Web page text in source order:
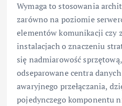
Wymaga to stosowania
zarówno na poziomie
elementów komunikacji czy
instalacjach o znaczeniu
się nadmiarowość
odseparowane centra
awaryjnego przełączania,
pojedynczego komponentu